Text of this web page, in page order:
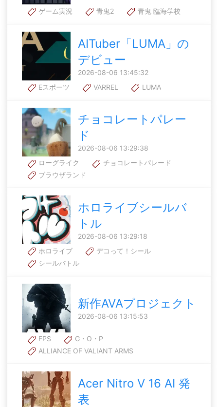
ゲーム実況 青鬼2 青鬼 臨海学校
AITuber「LUMA」の
デビュー
2026-08-06 13:45:32
Eスポーツ
VARREL LUMA
チョコレートパレー
ド
2026-08-06 13:29:38
ローグライク
チョコレートパレード
ブラウザランド
ホロライブシールバ
トル
2026-08-06 13:29:18
ホロライブ
デコって！シール
シールバトル
新作AVAプロジェクト
2026-08-06 13:15:53
FPS
G・O・P
ALLIANCE OF VALIANT ARMS
Acer Nitro V 16 AI 発
表